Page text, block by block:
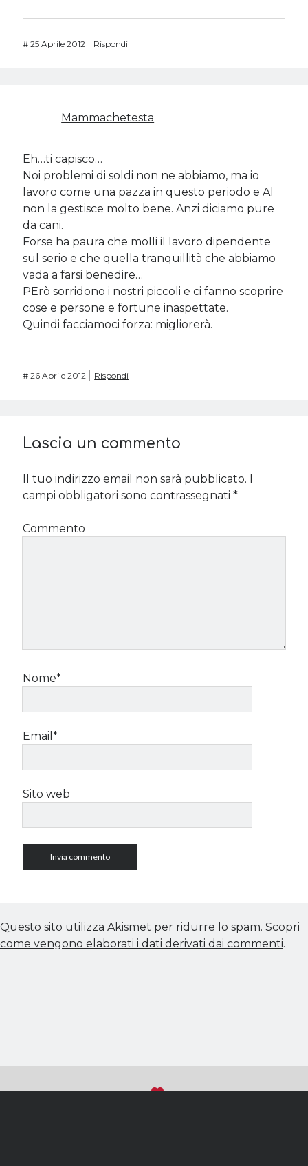
#25 Aprile 2012 Rispondi
Mammachetesta
Eh…ti capisco…
Noi problemi di soldi non ne abbiamo, ma io
lavoro come una pazza in questo periodo e Al
non la gestisce molto bene. Anzi diciamo pure
da cani.
Forse ha paura che molli il lavoro dipendente
sul serio e che quella tranquillità che abbiamo
vada a farsi benedire…
PErò sorridono i nostri piccoli e ci fanno scoprire
cose e persone e fortune inaspettate.
Quindi facciamoci forza: migliorerà.
#26 Aprile 2012 Rispondi
Lascia un commento
Il tuo indirizzo email non sarà pubblicato. I
campi obbligatori sono contrassegnati*
Commento
Nome*
Email*
Sito web
Questo sito utilizza Akismet per ridurre lo spam. Scopri
come vengono elaborati i dati derivati dai commenti.